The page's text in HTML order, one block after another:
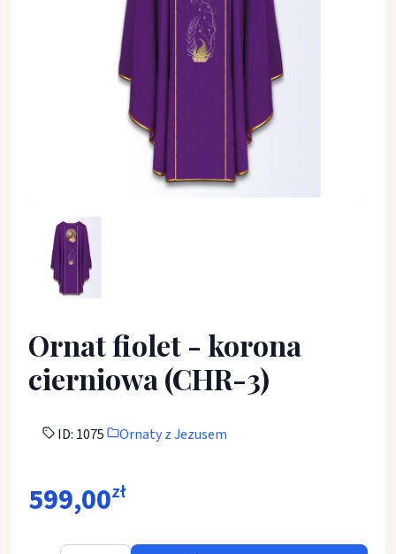
Ornat fiolet - korona cierniowa (CHR-3) - Ornaty z
Ornat fiolet - korona
cierniowa (CHR-3)
ID: 1075 Ornaty z Jezusem
599,00zł